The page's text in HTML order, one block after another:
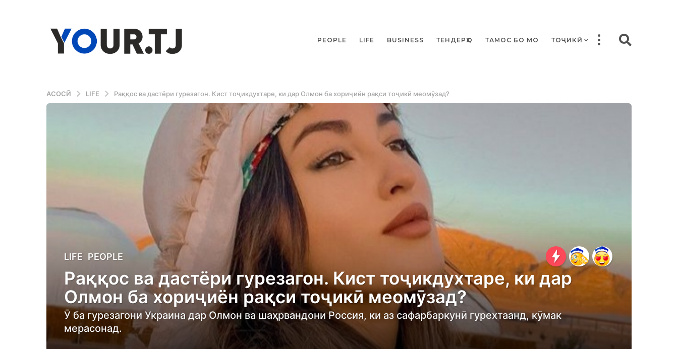
PEOPLE LIFE BUSINESS ТЕНДЕРҲО ТАМОС БО МО ТОҶИКӢ
АСОСӢ LIFE Раққос ва дастёри гурезагон. Кист тоҷикдухтаре, ки дар Олмон ба хориҷиён рақси тоҷикӣ меомӯзад?
4
e
a
r
s
a
LIFE ,PEOPLE
Раққос ва дастёри гурезагон. Кист тоҷикдухтаре, ки дар
Олмон ба хориҷиён рақси тоҷикӣ меомӯзад?
Ӯ ба гурезагони Украина дар Олмон ва шаҳрвандони Россия, ки аз сафарбаркунӣ гурехтаанд, кӯмак
мерасонад.